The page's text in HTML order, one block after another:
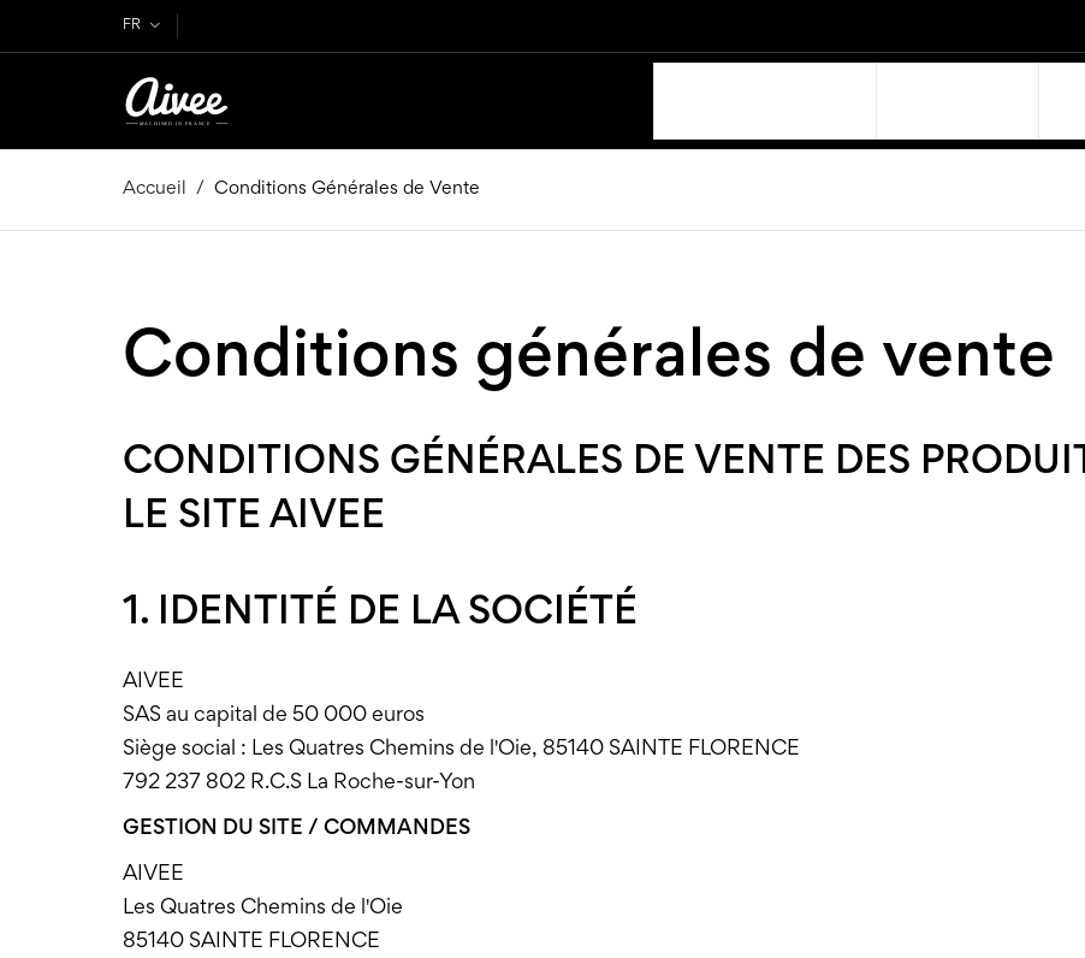
FR
Accueil Conditions Générales de Vente
Conditions générales de vente
CONDITIONS GÉNÉRALES DE VENTE DES
LE SITE AIVEE
1. IDENTITÉ DE LA SOCIÉTÉ
AIVEE
SAS au capital de 50 000 euros
Siège social : Les Quatres Chemins de l'Oie, 85140 SAINTE FLORENCE
792 237 802 R.C.S La Roche-sur-Yon
GESTION DU SITE / COMMANDES
AIVEE
Les Quatres Chemins de l'Oie
85140 SAINTE FLORENCE